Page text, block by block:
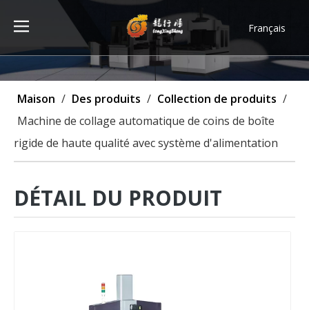
Français
Türk dili
ไทย
Deutsch
Português
Maison / Des produits / Collection de produits /
Machine de collage automatique de coins de boîte
rigide de haute qualité avec système d'alimentation
DÉTAIL DU PRODUIT